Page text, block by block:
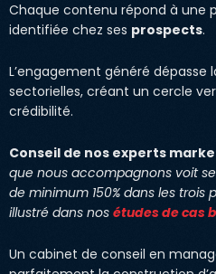
Chaque contenu répond à une
identifiée chez ses prospects.
L’engagement généré
sectorielles, créant un cercle
crédibilité.
Conseil de nos experts
que nous accompagnons voit
de minimum 150% dans les trois
illustré dans nos études de cas
Un cabinet de conseil en